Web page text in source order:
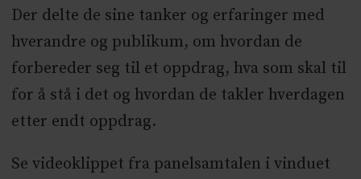
Der delte de sine tanker og erfaringer med
hverandre og publikum, om hvordan de
forbereder seg til et oppdrag, hva som skal til
for å stå i det og hvordan de takler hverdagen
etter endt oppdrag.
Se videoklippet fra panelsamtalen i vinduet